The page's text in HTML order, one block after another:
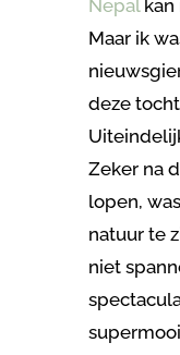
Nepalkan
Maar ik
deze
Zeker na
lopen,
natuur te
niet